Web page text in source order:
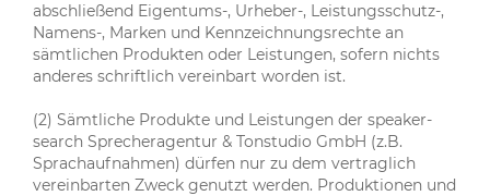
abschließend Eigentums-, Urheber-, Leistungsschutz-,
Namens-, Marken und Kennzeichnungsrechte an
sämtlichen Produkten oder Leistungen, sofern nichts
anderes schriftlich vereinbart worden ist.
(2) Sämtliche Produkte und Leistungen der speaker-
search Sprecheragentur & Tonstudio GmbH (z.B.
Sprachaufnahmen) dürfen nur zu dem vertraglich
vereinbarten Zweck genutzt werden. Produktionen und